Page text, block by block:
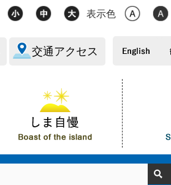
表示色
交通アクセス